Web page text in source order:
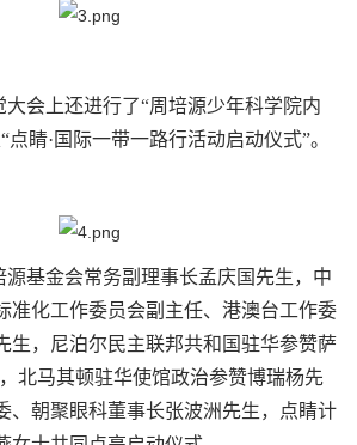
会上还进行了“周培源少年科学院内
点睛·国际一带一路行活动启动仪式”。
源基金会常务副理事长孟庆国先生，中
准化工作委员会副主任、港澳台工作委
生，尼泊尔民主联邦共和国驻华参赞萨
北马其顿驻华使馆政治参赞博瑞杨先
、朝聚眼科董事长张波洲先生，点睛计